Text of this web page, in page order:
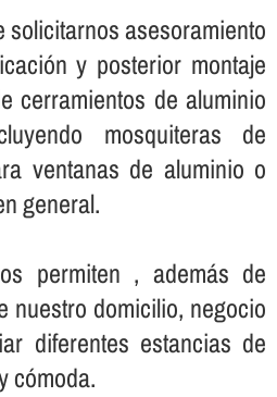
solicitarnos asesoramiento
y posterior montaje
cerramientos de aluminio
mosquiteras de
ventanas de aluminio o
general.
permiten , además de
nuestro domicilio, negocio
diferentes estancias de
cómoda.